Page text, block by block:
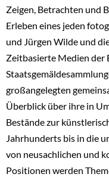
Zeigen, Betrachten und
Erleben eines jeden
und Jürgen Wilde und
Zeitbasierte Medien der
großangelegten
Überblick über ihre in
Bestände zur
Jahrhunderts bis in die
von neusachlichen und
Positionen werden